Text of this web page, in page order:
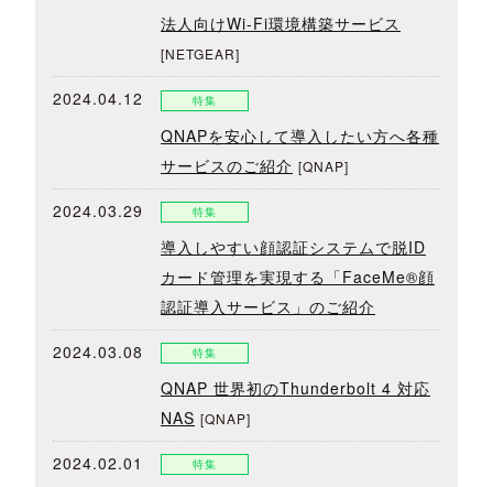
法人向けWi-Fi環境構築サービス
[NETGEAR]
2024.04.12 特集
QNAPを安心して導入したい方へ各種
サービスのご紹介 [QNAP]
2024.03.29 特集
導入しやすい顔認証システムで脱ID
カード管理を実現する「FaceMe®顔
認証導入サービス」のご紹介
2024.03.08 特集
QNAP 世界初のThunderbolt 4 対応
NAS [QNAP]
2024.02.01 特集